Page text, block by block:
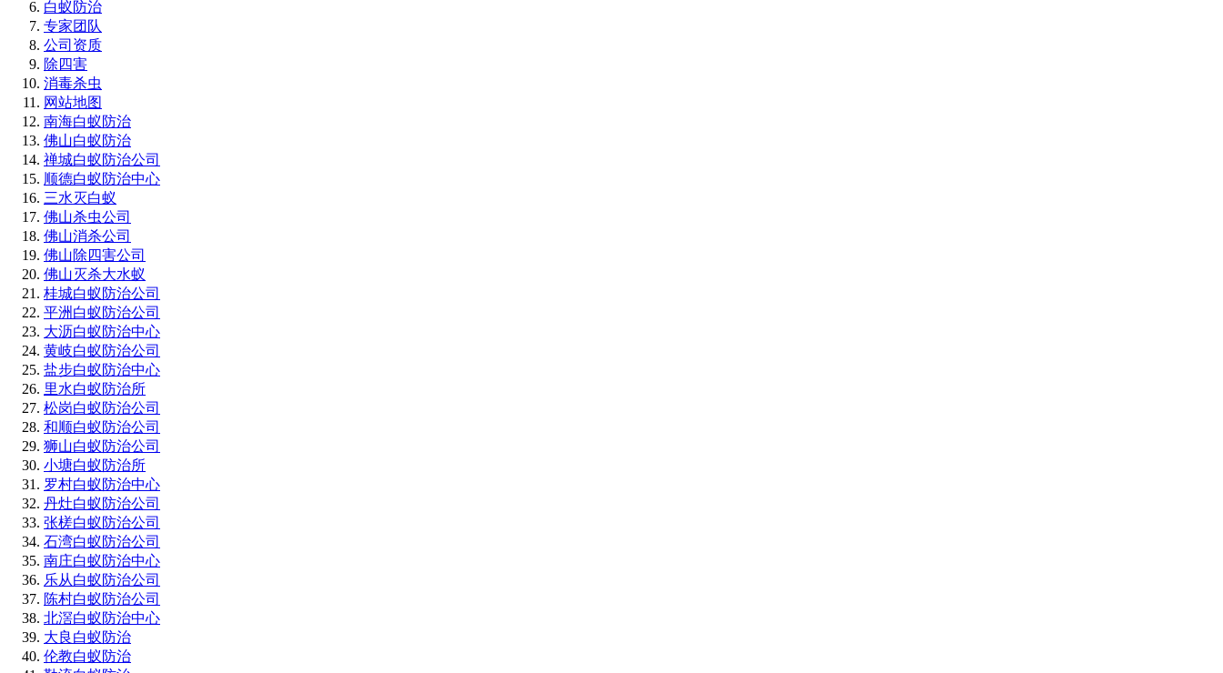
白蚁防治
专家团队
公司资质
除四害
消毒杀虫
网站地图
南海白蚁防治
佛山白蚁防治
禅城白蚁防治公司
顺德白蚁防治中心
三水灭白蚁
佛山杀虫公司
佛山消杀公司
佛山除四害公司
佛山灭杀大水蚁
桂城白蚁防治公司
平洲白蚁防治公司
大沥白蚁防治中心
黄岐白蚁防治公司
盐步白蚁防治中心
里水白蚁防治所
松岗白蚁防治公司
和顺白蚁防治公司
狮山白蚁防治公司
小塘白蚁防治所
罗村白蚁防治中心
丹灶白蚁防治公司
张槎白蚁防治公司
石湾白蚁防治公司
南庄白蚁防治中心
乐从白蚁防治公司
陈村白蚁防治公司
北滘白蚁防治中心
大良白蚁防治
伦教白蚁防治